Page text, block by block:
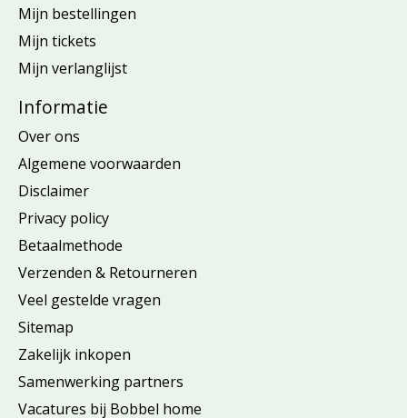
Mijn bestellingen
Mijn tickets
Mijn verlanglijst
Informatie
Over ons
Algemene voorwaarden
Disclaimer
Privacy policy
Betaalmethode
Verzenden & Retourneren
Veel gestelde vragen
Sitemap
Zakelijk inkopen
Samenwerking partners
Vacatures bij Bobbel home